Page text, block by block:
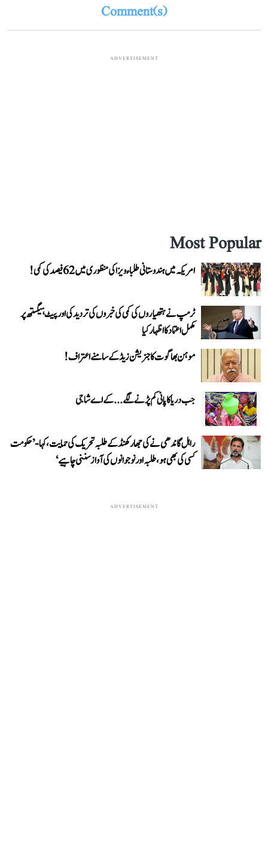
Comment(s)
ADVERTISEMENT
Most Popular
امریکہ میں ہندوستانی طلباء ویزا کی منظوری میں 62 فیصد کی کمی!
ٹرمپ نے ہتھیاروں کی کمی کی خبروں کی تردید کی اور پیٹ ہیگستھ پر
مکمل اعتماد کا اظہار کیا
موہن بھاگوت کا جنریشن زیڈ کے سامنے اعتراف!
جب دریا کا پانی کم پڑنے لگے...کے اے شاجی
راہل گاندھی نے کی جھارکھنڈ کے طلبہ تحریک کی حمایت، کہا- ’حکومت
کسی کی بھی ہو، طلبہ اور نوجوانوں کی آواز سننی چاہیے‘
ADVERTISEMENT